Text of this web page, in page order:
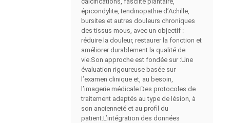
épicondylite, tendinopathie d’Achille,
bursites et autres douleurs chroniques
des tissus mous, avec un objectif :
réduire la douleur, restaurer la fonction et
améliorer durablement la qualité de
vie.Son approche est fondée sur :Une
évaluation rigoureuse basée sur
l’examen clinique et, au besoin,
l’imagerie médicale.Des protocoles de
traitement adaptés au type de lésion, à
son ancienneté et au profil du
patient.L’intégration des données